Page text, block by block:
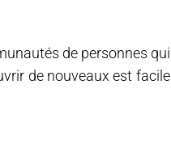
de personnes qui
de nouveaux est facile